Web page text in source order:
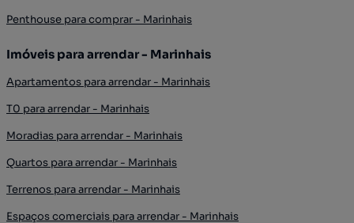
Penthouse para comprar - Marinhais
Imóveis para arrendar - Marinhais
Apartamentos para arrendar - Marinhais
T0 para arrendar - Marinhais
Moradias para arrendar - Marinhais
Quartos para arrendar - Marinhais
Terrenos para arrendar - Marinhais
Espaços comerciais para arrendar - Marinhais